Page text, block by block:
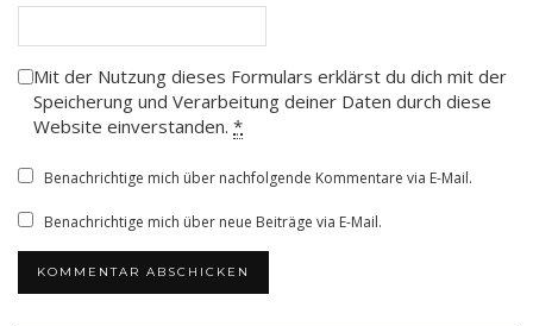
Mit der Nutzung dieses Formulars erklärst du dich mit der
Speicherung und Verarbeitung deiner Daten durch diese
Website einverstanden. *
Benachrichtige mich über nachfolgende Kommentare via E-Mail.
Benachrichtige mich über neue Beiträge via E-Mail.